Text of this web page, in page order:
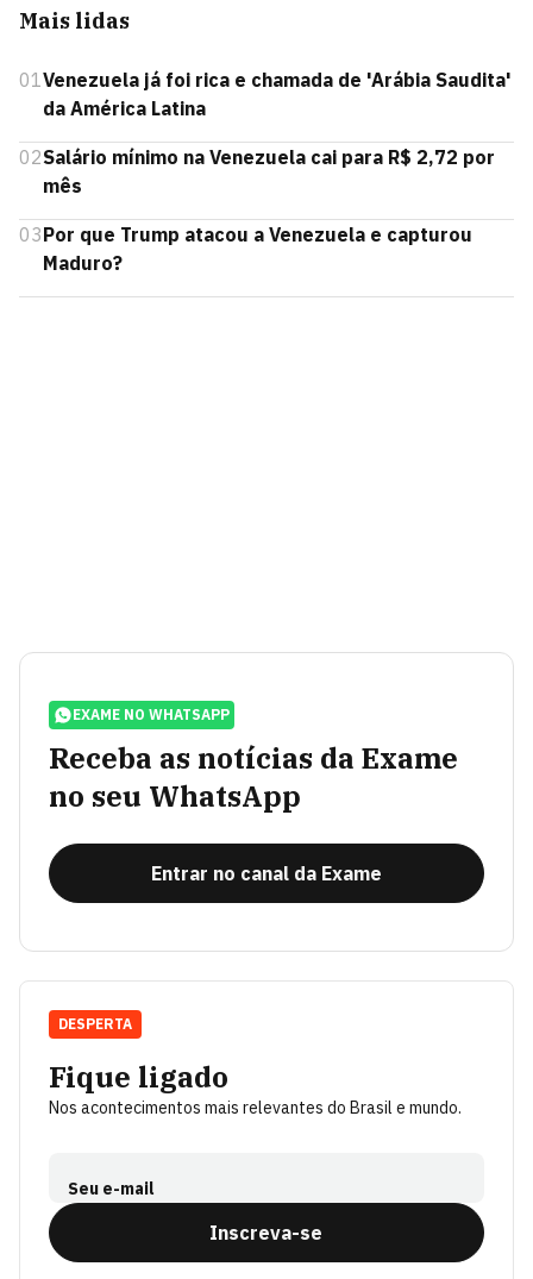
Mais lidas
01Venezuela já foi rica e chamada de 'Arábia Saudita'
da América Latina
02Salário mínimo na Venezuela cai para R$ 2,72 por
mês
03Por que Trump atacou a Venezuela e capturou
Maduro?
EXAME NO WHATSAPP
Receba as notícias da Exame
no seu WhatsApp
Entrar no canal da Exame
Fique ligado
Nos acontecimentos mais relevantes do Brasil e mundo.
Seu e-mail
Inscreva-se
DESPERTA